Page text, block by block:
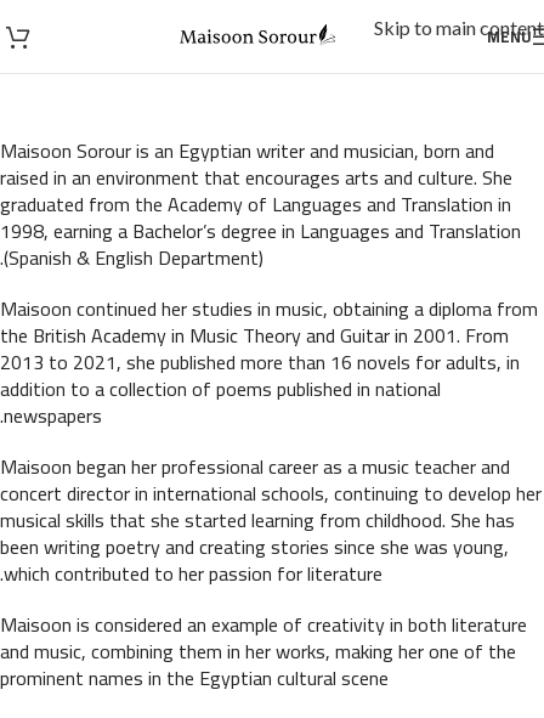
Skip to main content
MENU
Maisoon Sorour is an Egyptian writer and musician, born and
raised in an environment that encourages arts and culture. She
graduated from the Academy of Languages and Translation in
1998, earning a Bachelor’s degree in Languages and Translation
(Spanish & English Department).
Maisoon continued her studies in music, obtaining a diploma from
the British Academy in Music Theory and Guitar in 2001. From
2013 to 2021, she published more than 16 novels for adults, in
addition to a collection of poems published in national
newspapers.
Maisoon began her professional career as a music teacher and
concert director in international schools, continuing to develop her
musical skills that she started learning from childhood. She has
been writing poetry and creating stories since she was young,
which contributed to her passion for literature.
Maisoon is considered an example of creativity in both literature
and music, combining them in her works, making her one of the
prominent names in the Egyptian cultural scene